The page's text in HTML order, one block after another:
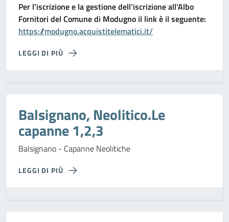
Per l'iscrizione e la gestione dell'iscrizione all'Albo
Fornitori del Comune di Modugno il link è il seguente:
https://modugno.acquistitelematici.it/
LEGGI DI PIÙ
Balsignano, Neolitico.Le
capanne 1,2,3
Balsignano - Capanne Neolitiche
LEGGI DI PIÙ